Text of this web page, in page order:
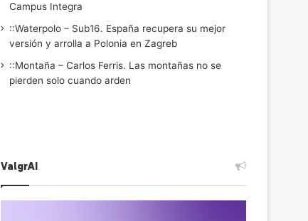
Campus Integra
::Waterpolo – Sub16. España recupera su mejor
versión y arrolla a Polonia en Zagreb
::Montaña – Carlos Ferris. Las montañas no se
pierden solo cuando arden
ValgrAI